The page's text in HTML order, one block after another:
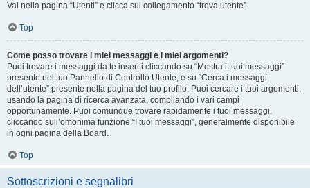
Vai nella pagina “Utenti” e clicca sul collegamento “trova utente”.
Top
Come posso trovare i miei messaggi e i miei argomenti?
Puoi trovare i messaggi da te inseriti cliccando su “Mostra i tuoi messaggi”
presente nel tuo Pannello di Controllo Utente, e su “Cerca i messaggi
dell’utente” presente nella pagina del tuo profilo. Puoi cercare i tuoi argomenti,
usando la pagina di ricerca avanzata, compilando i vari campi
opportunamente. Puoi comunque trovare rapidamente i tuoi messaggi,
cliccando sull’omonima funzione “I tuoi messaggi”, generalmente disponibile
in ogni pagina della Board.
Top
Sottoscrizioni e segnalibri